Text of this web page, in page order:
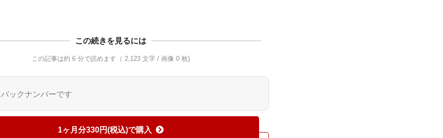
この続きを見るには
この記事は約 6 分で読めます（ 2,123 文字 / 画像 0 枚)
ックナンバーです
1ヶ月分330円(税込)で購入